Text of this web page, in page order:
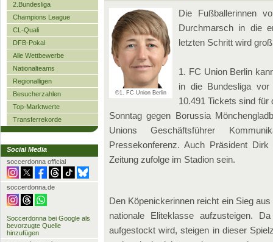
2.Bundesliga
Champions League
CL-Quali
DFB-Pokal
Alle Wettbewerbe
Nationalteams
Regionalligen
Besucherzahlen
Top-Marktwerte
Transferrekorde
Social Media
soccerdonna official
soccerdonna.de
Soccerdonna bei Google als
bevorzugte Quelle
hinzufügen
©1. FC Union Berlin
Die Fußballerinnen
Durchmarsch in die
letzten Schritt wird
1. FC Union Berlin
in die Bundesliga
10.491 Tickets sind für
Sonntag gegen Borussia
Unions Geschäftsführer
Pressekonferenz. Auch Präsident
Zeitung zufolge im Stadion sein.
Den Köpenickerinnen reicht ein Sieg
nationale Eliteklasse aufzusteigen.
aufgestockt wird, steigen in dieser